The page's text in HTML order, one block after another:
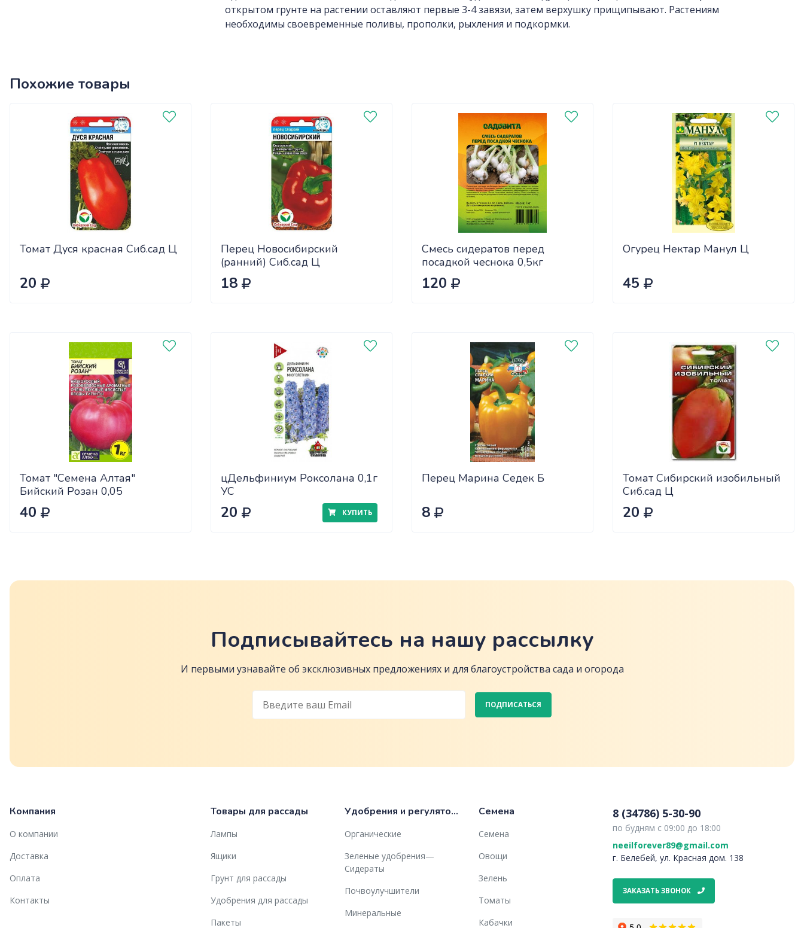
открытом грунте на растении оставляют первые 3-4 завязи, затем верхушку прищипывают. Растениям
необходимы своевременные поливы, прополки, рыхления и подкормки.
Похожие товары
Томат Дуся красная Сиб.сад Ц
20
Перец Новосибирский
(ранний) Сиб.сад Ц
18
Смесь сидератов перед
посадкой чеснока 0,5кг
САДОВИТА (25/30)
120
Огурец Нектар Манул Ц
45
Томат "Семена Алтая"
Бийский Розан 0,05
40
цДельфиниум Роксолана 0,1г
УС
20 КУПИТЬ
Перец Марина Седек Б
8
Томат Сибирский изобильный
Сиб.сад Ц
20
Подписывайтесь на нашу рассылку
И первыми узнавайте об эксклюзивных предложениях и для благоустройства сада и огорода
ПОДПИСАТЬСЯ
Компания
О компании
Доставка
Оплата
Контакты
Товары для рассады
Лампы
Ящики
Грунт для рассады
Удобрения для рассады
Пакеты
Удобрения и регуляторы роста
Органические
Зеленые удобрения—
Сидераты
Почвоулучшители
Минеральные
Семена
Семена
Овощи
Зелень
Томаты
Кабачки
8 (34786) 5-30-90
по будням с 09:00 до 18:00
neeilforever89@gmail.com
г. Белебей, ул. Красная дом. 138
ЗАКАЗАТЬ ЗВОНОК